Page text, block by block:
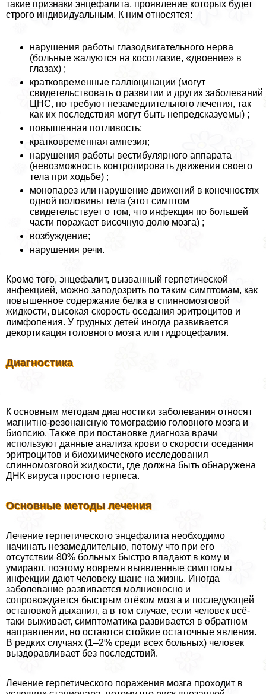
такие признаки энцефалита, проявление которых будет
строго индивидуальным. К ним относятся:
нарушения работы глазодвигательного нерва
(больные жалуются на косоглазие, «двоение» в
глазах) ;
кратковременные галлюцинации (могут
свидетельствовать о развитии и других заболеваний
ЦНС, но требуют незамедлительного лечения, так
как их последствия могут быть непредсказуемы) ;
повышенная потливость;
кратковременная амнезия;
нарушения работы вестибулярного аппарата
(невозможность контролировать движения своего
тела при ходьбе) ;
монопарез или нарушение движений в конечностях
одной половины тела (этот симптом
свидетельствует о том, что инфекция по большей
части поражает височную долю мозга) ;
возбуждение;
нарушения речи.
Кроме того, энцефалит, вызванный герпетической
инфекцией, можно заподозрить по таким симптомам, как
повышенное содержание белка в спинномозговой
жидкости, высокая скорость оседания эритроцитов и
лимфопения. У грудных детей иногда развивается
декортикация головного мозга или гидроцефалия.
Диагностика
К основным методам диагностики заболевания относят
магнитно-резонансную томографию головного мозга и
биопсию. Также при постановке диагноза врачи
используют данные анализа крови о скорости оседания
эритроцитов и биохимического исследования
спинномозговой жидкости, где должна быть обнаружена
ДНК вируса простого гepпeса.
Основные методы лечения
Лечение герпетического энцефалита необходимо
начинать незамедлительно, потому что при его
отсутствии 80% больных быстро впадают в кому и
умирают, поэтому вовремя выявленные симптомы
инфекции дают человеку шанс на жизнь. Иногда
заболевание развивается молниеносно и
сопровождается быстрым отёком мозга и последующей
остановкой дыхания, а в том случае, если человек всё-
таки выживает, симптоматика развивается в обратном
направлении, но остаются стойкие остаточные явления.
В редких случаях (1–2% среди всех больных) человек
выздоравливает без последствий.
Лечение герпетического поражения мозга проходит в